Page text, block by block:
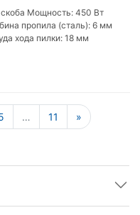
скоба Мощность: 450 Вт
пропила (сталь): 6 мм
хода пилки: 18 мм
… 11 »